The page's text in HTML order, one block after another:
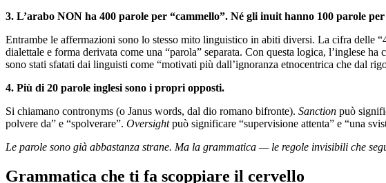
3. L’arabo NON ha 400 parole per “cammello”. Né gli inuit hanno 100 parole per
Entrambe le affermazioni sono lo stesso mito linguistico in abiti diversi. La cifra
dialettale e forma derivata come una “parola” separata. Con questa logica, l’inglese
sono stati sfatati dai linguisti come “motivati più dall’ignoranza etnocentrica che dal
4. Più di 20 parole inglesi sono i propri opposti.
Si chiamano contronyms (o Janus words, dal dio romano bifronte). Sanction può
polvere da” e “spolverare”. Oversightpuò significare “supervisione attenta” e “una
Le parole sono già abbastanza strane. Ma la grammatica — le regole invisibili che
Grammatica che ti fa scoppiare il cervello